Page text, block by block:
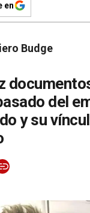
en
Budge
del
y su